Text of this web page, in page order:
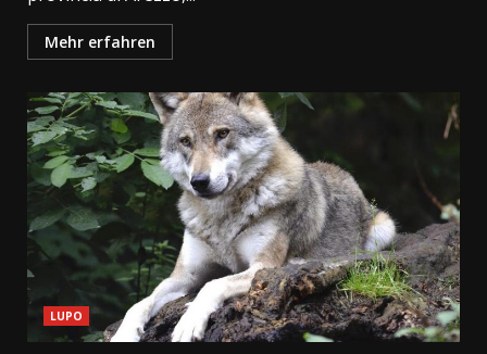
Mehr erfahren
LUPO